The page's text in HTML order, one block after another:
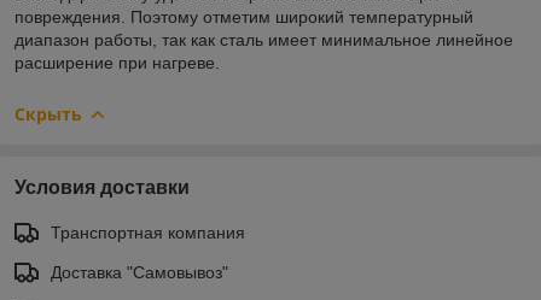
повреждения. Поэтому отметим широкий температурный
диапазон работы, так как сталь имеет минимальное линейное
расширение при нагреве.
Скрыть
Условия доставки
Транспортная компания
Доставка "Самовывоз"